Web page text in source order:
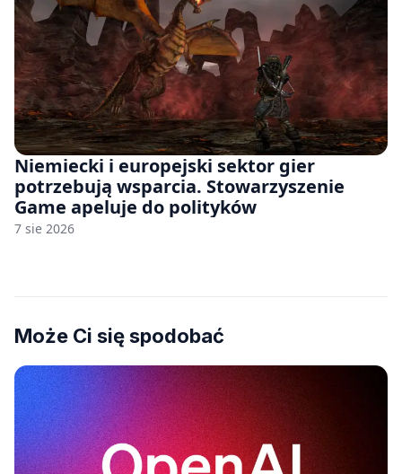
Niemiecki i europejski sektor gier
potrzebują wsparcia. Stowarzyszenie
Game apeluje do polityków
7 sie 2026
Może Ci się spodobać